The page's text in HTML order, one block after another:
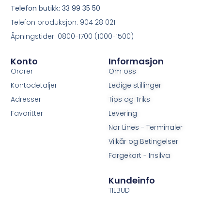
Informasjon
Om oss
Ledige stillinger
Tips og Triks
Levering
Nor Lines - Terminaler
Vilkår og Betingelser
Fargekart - Insilva
Konto
Ordrer
Kontodetaljer
Adresser
Favoritter
Kundeinfo
TILBUD
Telefon butikk: 33 99 35 50
Telefon produksjon: 904 28 021
Åpningstider: 0800-1700 (1000-1500)